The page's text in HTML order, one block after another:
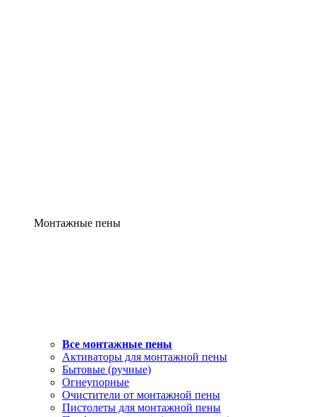
Монтажные пены
Все монтажные пены
Активаторы для монтажной пены
Бытовые (ручные)
Огнеупорные
Очистители от монтажной пены
Пистолеты для монтажной пены